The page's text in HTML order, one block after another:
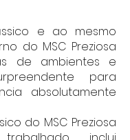
e ao mesmo
do MSC Preziosa
de ambientes e
para
absolutamente
do MSC Preziosa